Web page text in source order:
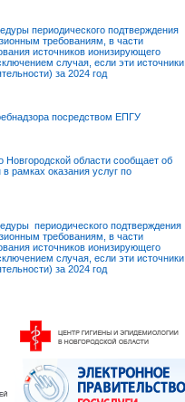
периодического подтверждения
требованиям, в части
источников ионизирующего
случая, если эти источники
за 2024 год
посредством ЕПГУ
Новгородской области сообщает об
рамках оказания услуг по
периодического подтверждения
требованиям, в части
источников ионизирующего
случая, если эти источники
за 2024 год